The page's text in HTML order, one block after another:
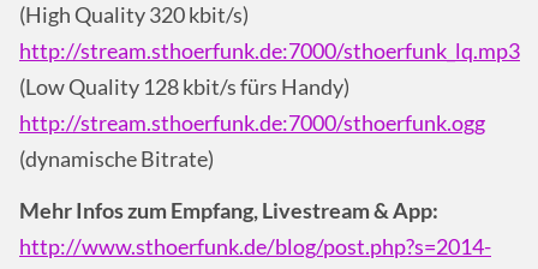
(High Quality 320 kbit/s)
http://stream.sthoerfunk.de:7000/sthoerfunk_lq.mp3
(Low Quality 128 kbit/s fürs Handy)
http://stream.sthoerfunk.de:7000/sthoerfunk.ogg
(dynamische Bitrate)
Mehr Infos zum Empfang, Livestream & App:
http://www.sthoerfunk.de/blog/post.php?s=2014-